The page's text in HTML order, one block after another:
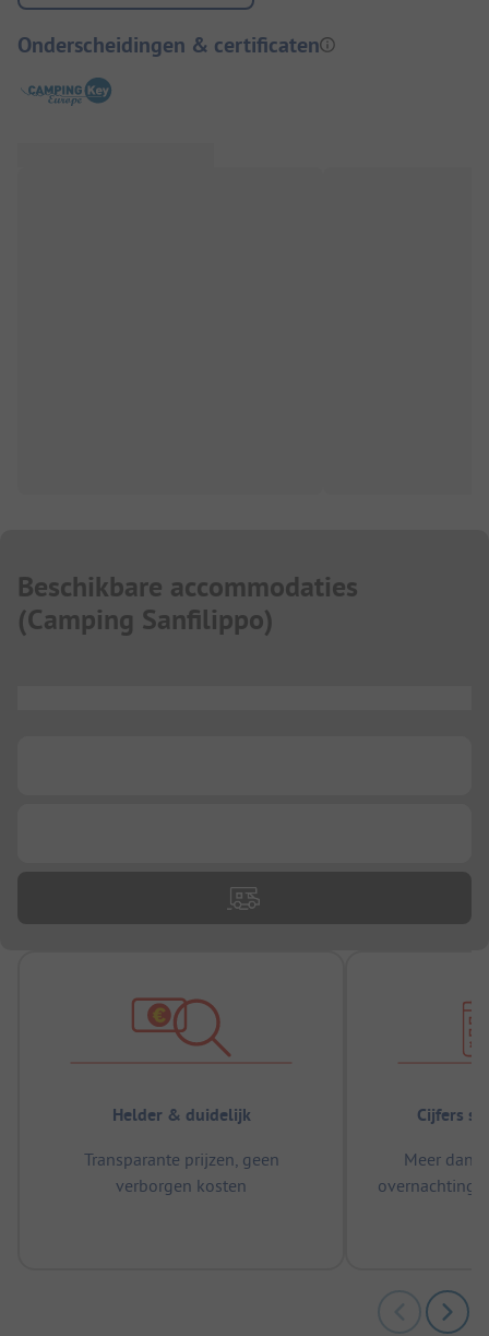
Onderscheidingen & certificaten
Beschikbare accommodaties
(Camping Sanfilippo)
Helder & duidelijk
Transparante prijzen, geen
verborgen kosten
Cijfers
Meer dan